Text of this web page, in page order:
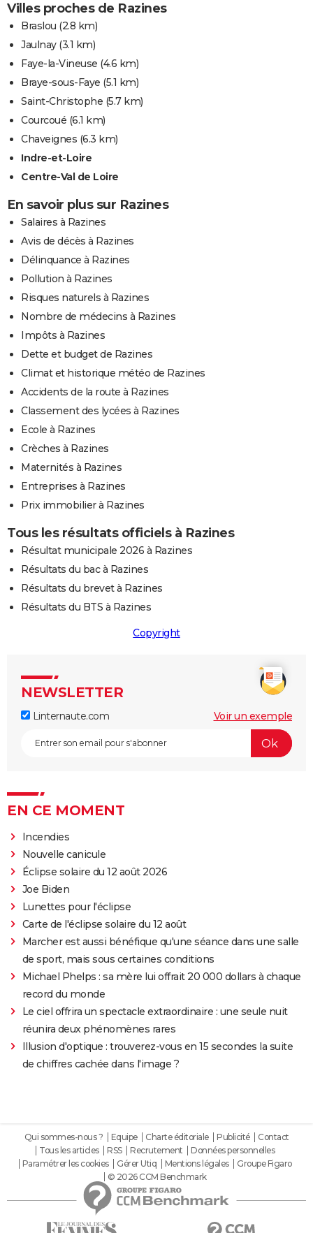
Villes proches de Razines
Braslou (2.8 km)
Jaulnay(3.1 km)
Faye-la-Vineuse (4.6 km)
Braye-sous-Faye (5.1 km)
Saint-Christophe (5.7 km)
Courcoué (6.1 km)
Chaveignes (6.3 km)
Indre-et-Loire
Centre-Val de Loire
En savoir plus sur Razines
Salaires à Razines
Avis de décès à Razines
Délinquance à Razines
Pollution à Razines
Risques naturels à Razines
Nombre de médecins à Razines
Impôts à Razines
Dette et budget de Razines
Climat et historique météo de Razines
Accidents de la route à Razines
Classement des lycées à Razines
Ecole à Razines
Crèches à Razines
Maternités à Razines
Entreprises à Razines
Prix immobilier à Razines
Tous les résultats officiels à Razines
Résultat municipale 2026 à Razines
Résultats du bac à Razines
Résultats du brevet à Razines
Résultats du BTS à Razines
Copyright
NEWSLETTER
Linternaute.com Voir un exemple
EN CE MOMENT
Incendies
Nouvelle canicule
Éclipse solaire du 12 août 2026
Joe Biden
Lunettes pour l'éclipse
Carte de l'éclipse solaire du 12 août
Marcher est aussi bénéfique qu'une séance dans une salle
de sport, mais sous certaines conditions
Michael Phelps : sa mère lui offrait 20 000 dollars à chaque
record du monde
Le ciel offrira un spectacle extraordinaire : une seule nuit
réunira deux phénomènes rares
Illusion d'optique : trouverez-vous en 15 secondes la suite
de chiffres cachée dans l'image ?
Qui sommes-nous ? Equipe Charte éditoriale Publicité
Contact
Tous les articles
RSS Recrutement
Données personnelles
Paramétrer les cookies
Gérer Utiq Mentions légales
Groupe Figaro
© 2026 CCM Benchmark